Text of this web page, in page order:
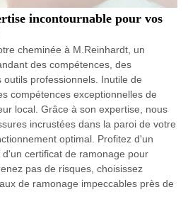
incontournable pour vos
cheminée à M.Reinhardt, un
des compétences, des
professionnels. Inutile de
compétences exceptionnelles de
local. Grâce à son expertise, nous
incrustées dans la paroi de votre
optimal. Profitez d'un
certificat de ramonage pour
pas de risques, choisissez
de ramonage impeccables près de